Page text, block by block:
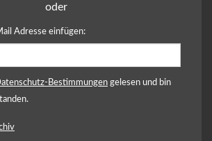
oder
Adresse einfügen:
Bestimmungen gelesen und bin